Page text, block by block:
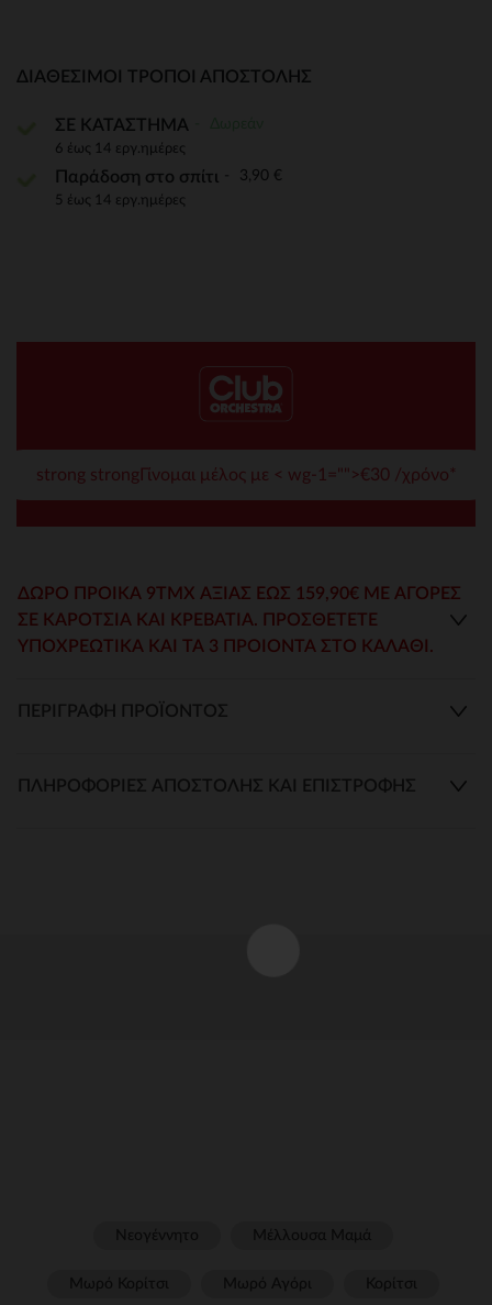
ΔΙΑΘΈΣΙΜΟΙ ΤΡΌΠΟΙ ΑΠΟΣΤΟΛΉΣ
ΣΕ ΚΑΤΑΣΤΗΜΑ
6 έως 14 εργ.ημέρες
Παράδοση στο σπίτι 3,90 €
5 έως 14 εργ.ημέρες
strong strongΓίνομαι μέλος με < wg-1="">€30 /χρόνο*
ΔΏΡΟ ΠΡΟΊΚΑ 9ΤΜΧ ΑΞΊΑΣ ΈΩΣ 159,90€ ΜΕ ΑΓΟΡΕΣ
ΣΕ ΚΑΡΌΤΣΙΑ ΚΑΙ ΚΡΕΒΆΤΙΑ. ΠΡΟΣΘΈΤΕΤΕ
ΥΠΟΧΡΕΩΤΙΚΆ ΚΑΙ ΤΑ 3 ΠΡΟΙΌΝΤΑ ΣΤΟ ΚΑΛΆΘΙ.
ΠΕΡΙΓΡΑΦΉ ΠΡΟΪΌΝΤΟΣ
ΠΛΗΡΟΦΟΡΊΕΣ ΑΠΟΣΤΟΛΉΣ ΚΑΙ ΕΠΙΣΤΡΟΦΉΣ